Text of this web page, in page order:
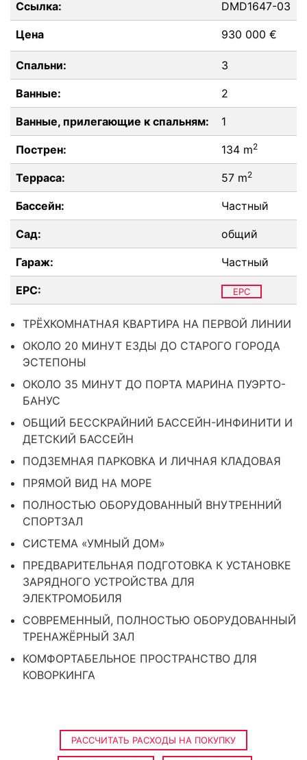
Ссылка: DMD1647-03
Цена 930 000 €
Спальни: 3
Ванные: 2
Ванные, прилегающие к спальням: 1
Пострен: 134 m2
Терраса: 57 m2
Бассейн: Частный
Сад: общий
Гараж: Частный
EPC: EPC
ТРЁХКОМНАТНАЯ КВАРТИРА НА ПЕРВОЙ ЛИНИИ
ОКОЛО 20 МИНУТ ЕЗДЫ ДО СТАРОГО ГОРОДА
ЭСТЕПОНЫ
ОКОЛО 35 МИНУТ ДО ПОРТА МАРИНА ПУЭРТО-
БАНУС
ОБЩИЙ БЕССКРАЙНИЙ БАССЕЙН-ИНФИНИТИ И
ДЕТСКИЙ БАССЕЙН
ПОДЗЕМНАЯ ПАРКОВКА И ЛИЧНАЯ КЛАДОВАЯ
ПРЯМОЙ ВИД НА МОРЕ
ПОЛНОСТЬЮ ОБОРУДОВАННЫЙ ВНУТРЕННИЙ
СПОРТЗАЛ
СИСТЕМА «УМНЫЙ ДОМ»
ПРЕДВАРИТЕЛЬНАЯ ПОДГОТОВКА К УСТАНОВКЕ
ЗАРЯДНОГО УСТРОЙСТВА ДЛЯ
ЭЛЕКТРОМОБИЛЯ
СОВРЕМЕННЫЙ, ПОЛНОСТЬЮ ОБОРУДОВАННЫЙ
ТРЕНАЖЁРНЫЙ ЗАЛ
КОМФОРТАБЕЛЬНОЕ ПРОСТРАНСТВО ДЛЯ
КОВОРКИНГА
РАССЧИТАТЬ РАСХОДЫ НА ПОКУПКУ